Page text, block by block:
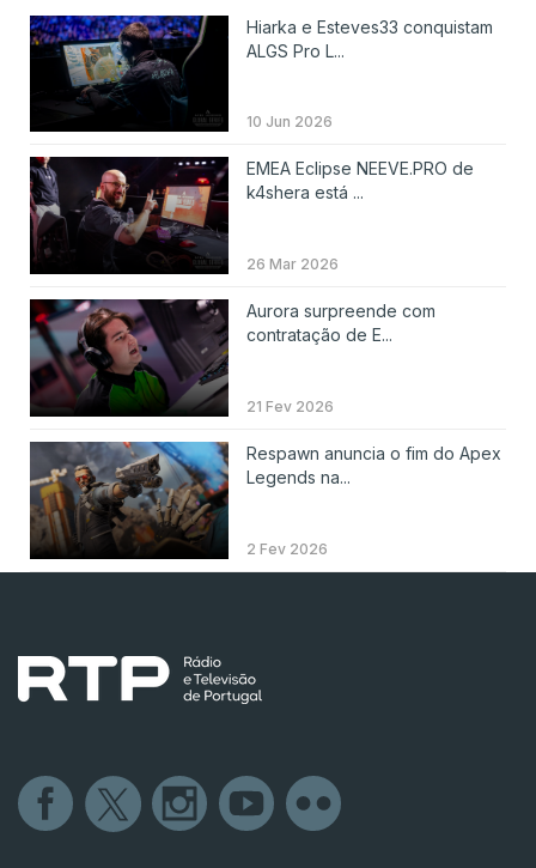
Hiarka e Esteves33 conquistam
ALGS Pro L...
10 Jun 2026
EMEA Eclipse NEEVE.PRO de
k4shera está ...
26 Mar 2026
Aurora surpreende com
contratação de E...
21 Fev 2026
Respawn anuncia o fim do Apex
Legends na...
2 Fev 2026